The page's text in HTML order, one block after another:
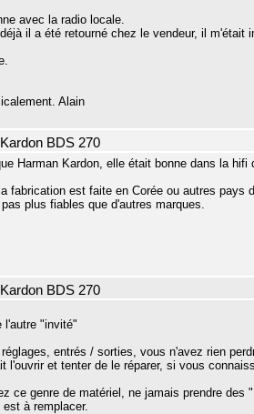
avec la radio locale.
il a été retourné chez le vendeur, il m'était
Alain
BDS 270
Harman Kardon, elle était bonne dans la
fabrication est faite en Corée ou autres
plus fiables que d'autres marques.
BDS 270
l'autre "invité"
entrés / sorties, vous n'avez rien
l'ouvrir et tenter de le réparer, si vous
ce genre de matériel, ne jamais prendre
à remplacer.